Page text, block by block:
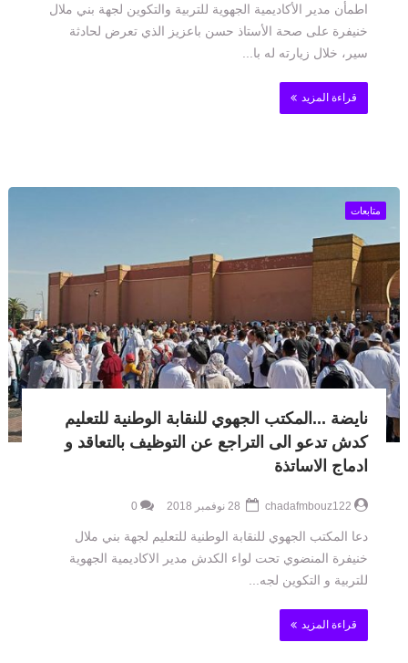
اطمأن مدير الأكاديمية الجهوية للتربية والتكوين لجهة بني ملال
خنيفرة على صحة الأستاذ حسن باعزيز الذي تعرض لحادثة
سير، خلال زيارته له با...
قراءة المزيد
متابعات
نايضة ...المكتب الجهوي للنقابة الوطنية للتعليم
كدش تدعو الى التراجع عن التوظيف بالتعاقد و
ادماج الاساتذة
chadafmbouz122
0
دعا المكتب الجهوي للنقابة الوطنية للتعليم لجهة بني ملال
خنيفرة المنضوي تحت لواء الكدش مدير الاكاديمية الجهوية
للتربية و التكوين لجه...
قراءة المزيد